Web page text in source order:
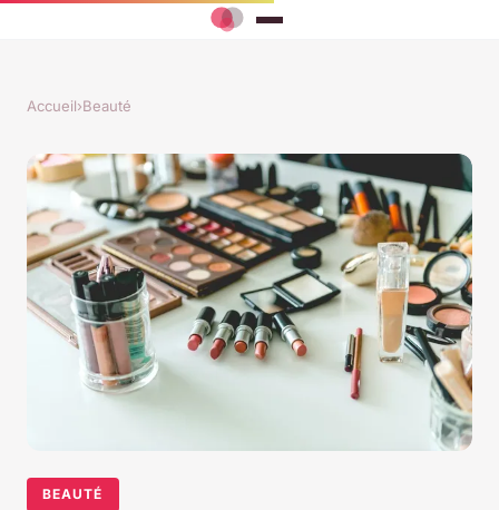
Accueil›Beauté
BEAUTÉ